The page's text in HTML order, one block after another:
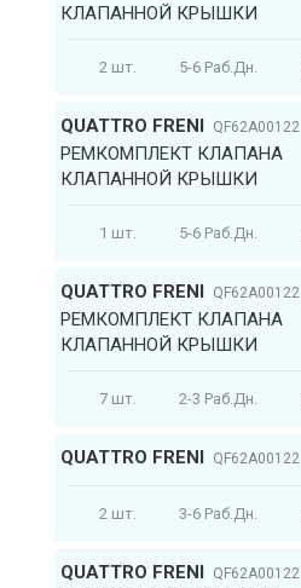
КЛАПАННОЙ КРЫШКИ
2 шт. 5-6 Раб.Дн.
QUATTRO FRENI QF62A00122
РЕМКОМПЛЕКТ КЛАПАНА
КЛАПАННОЙ КРЫШКИ
1 шт. 5-6 Раб.Дн.
QUATTRO FRENI QF62A00122
РЕМКОМПЛЕКТ КЛАПАНА
КЛАПАННОЙ КРЫШКИ
7 шт. 2-3 Раб.Дн.
QUATTRO FRENI QF62A00122
2 шт. 3-6 Раб.Дн.
QUATTRO FRENI QF62A00122